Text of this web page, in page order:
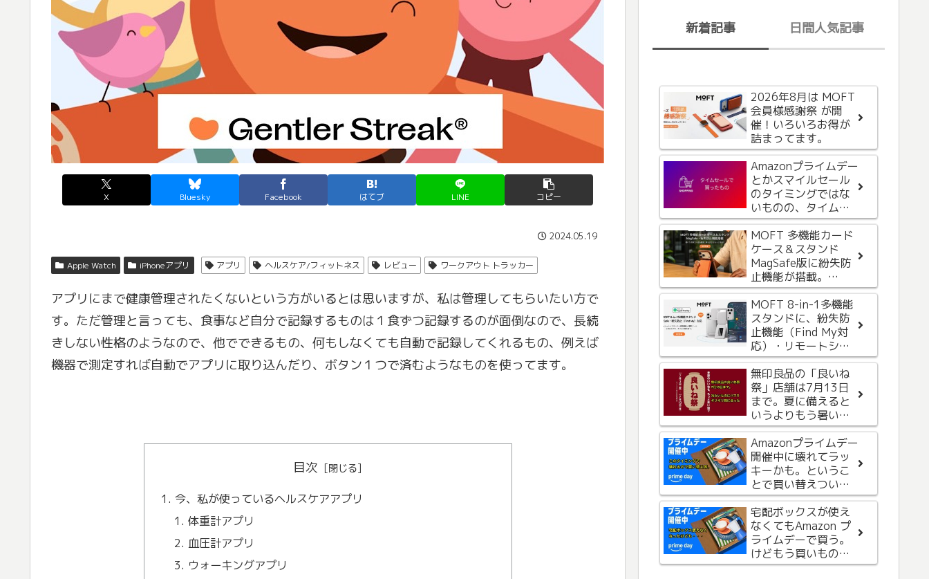
X Bluesky Facebook はてブ LINE コピー
2024.05.19
Apple Watch iPhoneアプリ アプリ ヘルスケア/フィットネス レビュー ワークアウト トラッカー
アプリにまで健康管理されたくないという方がいるとは思いますが、私は管理してもらいたい方で
す。ただ管理と言っても、食事など自分で記録するものは１食ずつ記録するのが面倒なので、長続
きしない性格のようなので、他でできるもの、何もしなくても自動で記録してくれるもの、例えば
機器で測定すれば自動でアプリに取り込んだり、ボタン１つで済むようなものを使ってます。
目次
今、私が使っているヘルスケアアプリ
体重計アプリ
血圧計アプリ
ウォーキングアプリ
新着記事
2026年8月は MOFT
会員様感謝祭 が開
催！いろいろお得が
詰まってます。
Amazonプライムデー
とかスマイルセール
のタイミングではな
いものの、タイムセ
ールもなかな
か・・・
MOFT 多機能カード
ケース＆スタンド
MagSafe版に紛失防
止機能が搭載。
iPhoneの「探す」と
Androidの「Find
Hub」機能に対応
MOFT 8-in-1多機能
スタンドに、紛失防
止機能（Find My対
応）・リモートシャ
ッターボタンが追加
されて新登場
無印良品の「良いね
祭」店舗は7月13日
まで。夏に備えると
いうよりもう暑いの
で、お気に入りを購
入
Amazonプライムデー
開催中に壊れてラッ
キーかも。というこ
とで買い替えついで
に本も購入。
宅配ボックスが使え
なくてもAmazon プ
ライムデーで買う。
けどもう買いもの終
了です。
日間人気記事
AppleからiCloud+の
お支払い方法に問題
があるという内容の
メールが届いたが、
なんか変。フィッシ
ング詐欺メールって
これかな。気をつけ
ましょう。
身だしなみに
MacBookを持ち歩
く？手のひらサイズ
のMacBookの手鏡を
買ってみました。
iPhone 15 Proから
Apple Watch への給
電を試してみた
iPhoneのホーム画面
にアイコンカレンダ
ーを追加すると便利
Apple Watchを斜め
につけて、画面が見
やすくなるバンドが
良すぎて外出時に使
い始めました。
オレンジが目立つ
TORRASの MagSafe
対応のスマホリング
兼スタンドの
OmniRing購入レビュ
ー
これから夏にかけて
活躍するハンディフ
ァン。ニトリで充電
式の4WAY 冷却プレ
ートペルチェ折りた